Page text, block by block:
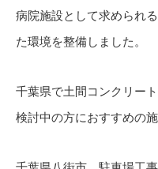
病院施設として求められ
た環境を整備しました。
千葉県で土間コンクリー
検討中の方におすすめの施